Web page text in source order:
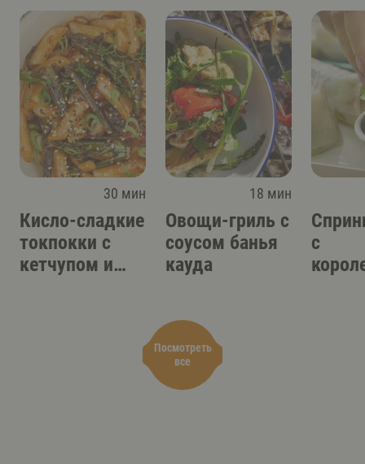
Посмотреть
все
30 мин
Кисло-сладкие
токпокки с
кетчупом и
18 мин
Овощи-гриль с
соусом банья
кауда
с